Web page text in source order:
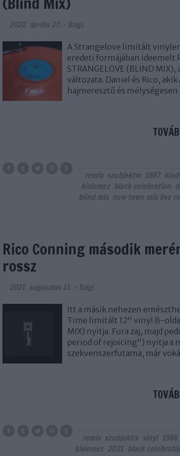
2022. április 27. - Szigi.
A Strangelove limitált
eredeti formájában
STRANGELOVE (BLIND
változata. Daniel és Rico,
hajmeresztő és
remix szubjektív 1987
kislemez black celebration
blind mix new town mix live
Rico Conning második
rossz
2021. augusztus 11. - Szigi.
Itt a másik nehezen
Time limitált 12'' vinyl B-
MIX) nyitja. Fura zaj, majd
period of rejoicing") nyitja a
szekvenszerfutama, már
remix szubjektív vinyl 1986
kislemez 2021 black